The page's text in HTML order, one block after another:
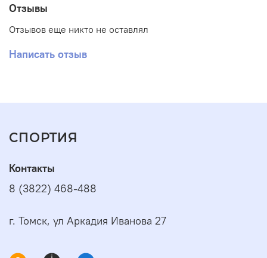
Отзывы
Отзывов еще никто не оставлял
Написать отзыв
СПОРТИЯ
Контакты
8 (3822) 468-488
г. Томск, ул Аркадия Иванова 27